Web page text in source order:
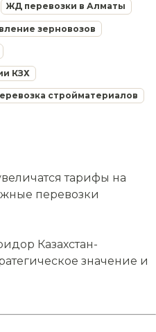
ЖД перевозки в Алматы
зерновозов
КЗХ
стройматериалов
тарифы на
перевозки
Казахстан-
значение и